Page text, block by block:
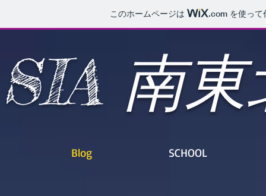
このホームページは .com を使って
SIA 南東
Blog SCHOOL